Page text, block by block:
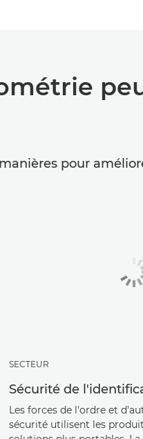
pour
SECTEUR
Sécurité de
Les forces de l'ordre et
sécurité utilisent les